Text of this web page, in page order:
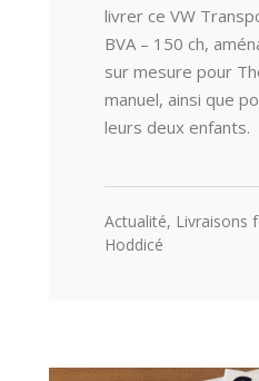
livrer ce VW
BVA – 150 ch,
sur mesure pour
manuel, ainsi que
leurs deux enfants.
Actualité, Livraisons
Hoddicé